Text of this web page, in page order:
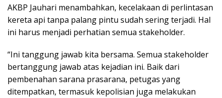
AKBP Jauhari menambahkan, kecelakaan di perlintasan
kereta api tanpa palang pintu sudah sering terjadi. Hal
ini harus menjadi perhatian semua stakeholder.
“Ini tanggung jawab kita bersama. Semua stakeholder
bertanggung jawab atas kejadian ini. Baik dari
pembenahan sarana prasarana, petugas yang
ditempatkan, termasuk kepolisian juga melakukan